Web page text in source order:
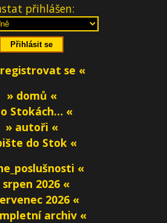
přihlášen:
se «
» domů «
Stokách… «
» autoři «
do Stok «
«
srpen 2026 «
2026 «
archiv «